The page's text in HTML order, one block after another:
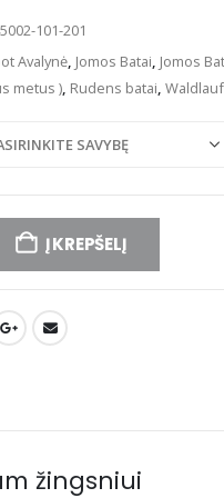
101-201
Avalynė, Jomos Batai, Jomos
metus ), Rudens batai,
Į KREPŠELĮ
žingsniui